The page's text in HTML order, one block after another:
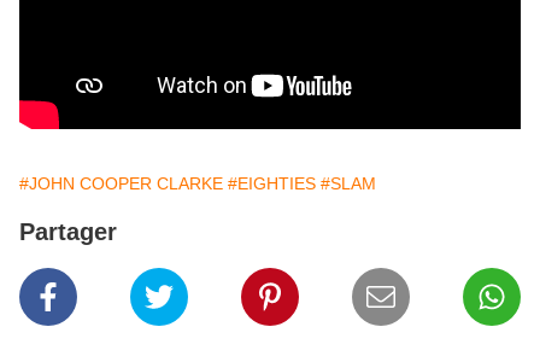
#JOHN COOPER CLARKE #EIGHTIES #SLAM
Partager